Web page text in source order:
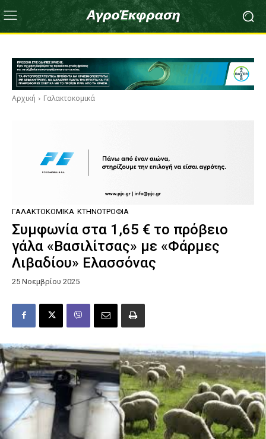
Αρχική Γαλακτοκομικά
ΓΑΛΑΚΤΟΚΟΜΙΚΆ ΚΤΗΝΟΤΡΟΦΊΑ
Συμφωνία στα 1,65 € το πρόβειο
γάλα «Βασιλίτσας» με «Φάρμες
Λιβαδίου» Ελασσόνας
25 Νοεμβρίου 2025